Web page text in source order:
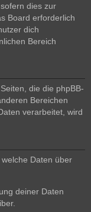
dies zur
Board erforderlich
dich
Bereich
die die phpBB-
Bereichen
verarbeitet, wird
Daten über
deiner Daten